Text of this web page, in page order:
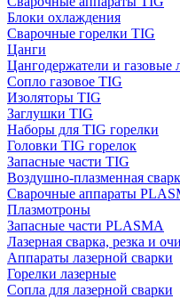
Блоки охлаждения
Сварочные горелки TIG
Цанги
Цангодержатели и газовые
Сопло газовое TIG
Изоляторы TIG
Заглушки TIG
Наборы для TIG горелки
Головки TIG горелок
Запасные части TIG
Воздушно-плазменная
Сварочные аппараты
Плазмотроны
Запасные части PLASMA
Лазерная сварка, резка и
Аппараты лазерной сварки
Горелки лазерные
Сопла для лазерной сварки